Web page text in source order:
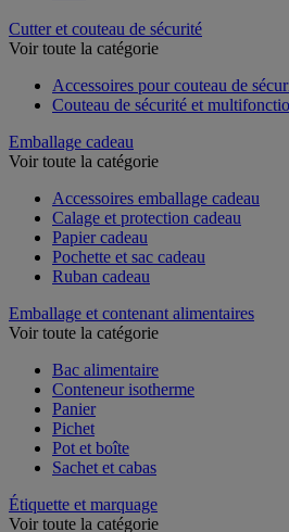
Cutter et couteau de sécurité
Accessoires pour couteau de
Emballage cadeau
Accessoires emballage cadeau
Calage et protection cadeau
Papier cadeau
Pochette et sac cadeau
Emballage et contenant alimentaires
Bac alimentaire
Conteneur isotherme
Panier
Pichet
Pot et boîte
Étiquette et marquage